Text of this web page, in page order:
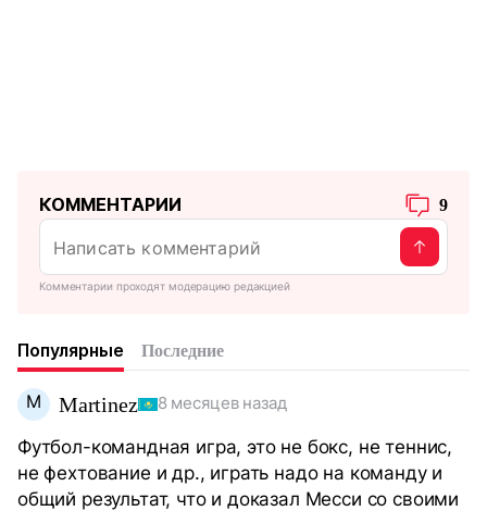
КОММЕНТАРИИ 9
Комментарии проходят модерацию редакцией
Популярные Последние
M Martinez 8 месяцев назад
Футбол-командная игра, это не бокс, не теннис,
не фехтование и др., играть надо на команду и
общий результат, что и доказал Месси со своими